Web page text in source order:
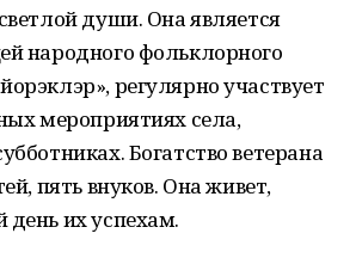
души. Она является
народного фольклорного
регулярно участвует
мероприятиях села,
Богатство ветерана
пять внуков. Она живет,
их успехам.